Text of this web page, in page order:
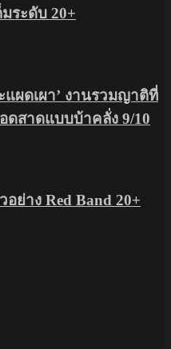
ระดับ 20+
แผดเผา’ งานรวมญาติที่
ดสาดแบบบ้าคลั่ง 9/10
ย่าง Red Band 20+